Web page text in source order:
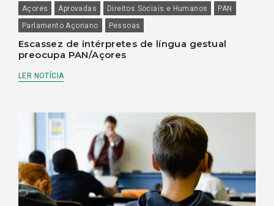
Açores Aprovadas Direitos Sociais e Humanos
PAN
Parlamento Açoriano
Pessoas
Escassez de intérpretes de língua gestual
preocupa PAN/Açores
LER NOTÍCIA